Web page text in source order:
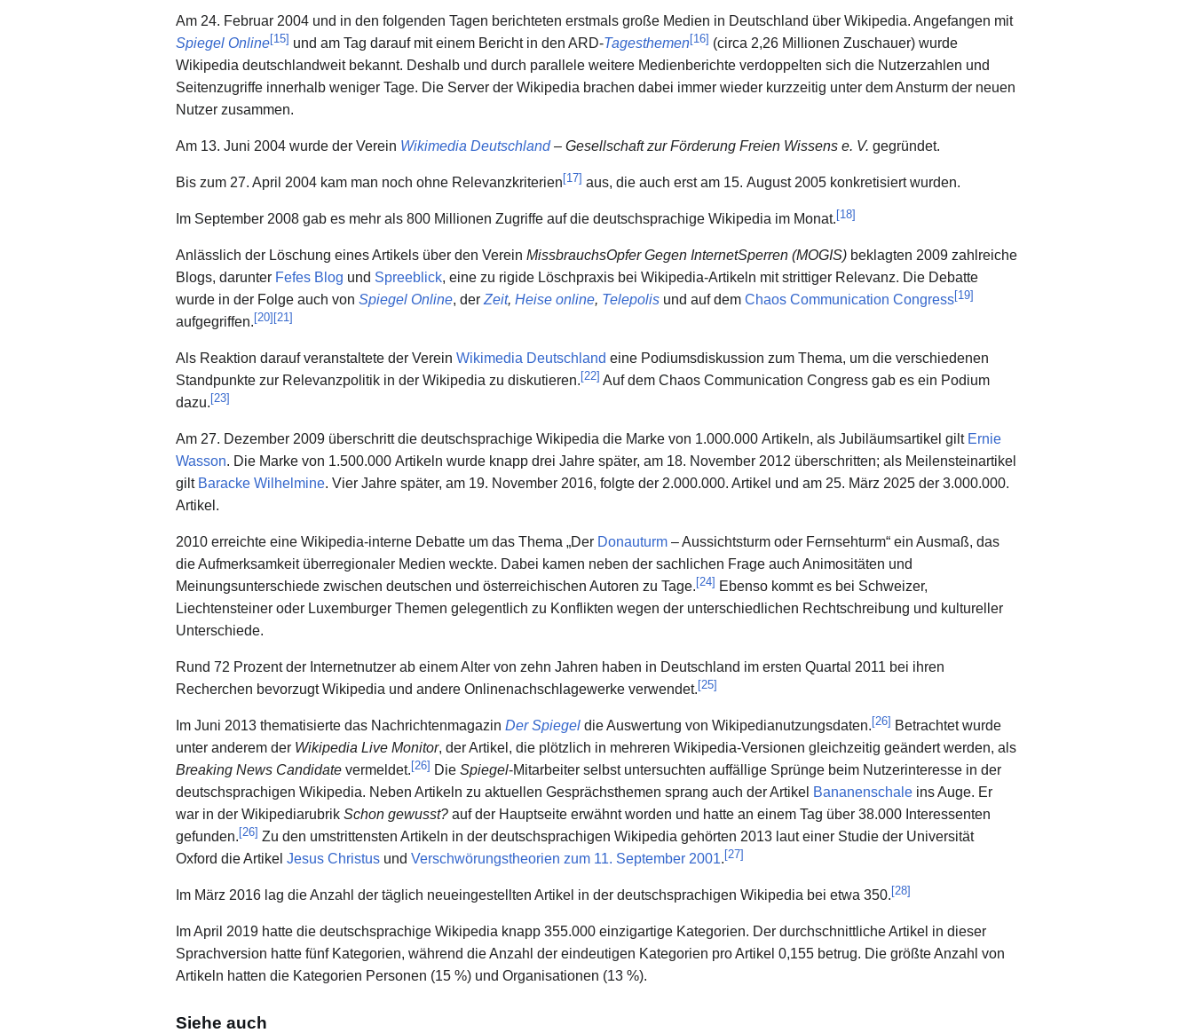
Am 24. Februar 2004 und in den folgenden Tagen berichteten erstmals große Medien in Deutschland über Wikipedia. Angefangen mit
Spiegel Online[15] und am Tag darauf mit einem Bericht in den ARD-Tagesthemen[16] (circa 2,26 Millionen Zuschauer) wurde
Wikipedia deutschlandweit bekannt. Deshalb und durch parallele weitere Medienberichte verdoppelten sich die Nutzerzahlen und
Seitenzugriffe innerhalb weniger Tage. Die Server der Wikipedia brachen dabei immer wieder kurzzeitig unter dem Ansturm der neuen
Nutzer zusammen.
Am 13. Juni 2004 wurde der Verein Wikimedia Deutschland– Gesellschaft zur Förderung Freien Wissens e. V. gegründet.
Bis zum 27. April 2004 kam man noch ohne Relevanzkriterien [17] aus, die auch erst am 15. August 2005 konkretisiert wurden.
Im September 2008 gab es mehr als 800 Millionen Zugriffe auf die deutschsprachige Wikipedia im Monat. [18]
Anlässlich der Löschung eines Artikels über den Verein MissbrauchsOpfer Gegen InternetSperren (MOGIS) beklagten 2009 zahlreiche
Blogs, darunter Fefes Blog und Spreeblick, eine zu rigide Löschpraxis bei Wikipedia-Artikeln mit strittiger Relevanz. Die Debatte
wurde in der Folge auch von Spiegel Online, der Zeit, Heise online, Telepolis und auf dem Chaos Communication Congress[19]
aufgegriffen. [20] [21 ]
Als Reaktion darauf veranstaltete der Verein Wikimedia Deutschland eine Podiumsdiskussion zum Thema, um die verschiedenen
Standpunkte zur Relevanzpolitik in der Wikipedia zu diskutieren. [22] Auf dem Chaos Communication Congress gab es ein Podium
dazu. [23]
Am 27. Dezember 2009 überschritt die deutschsprachige Wikipedia die Marke von 1.000.000 Artikeln, als Jubiläumsartikel gilt Ernie
Wasson. Die Marke von 1.500.000 Artikeln wurde knapp drei Jahre später, am 18. November 2012 überschritten; als Meilensteinartikel
gilt Baracke Wilhelmine. Vier Jahre später, am 19. November 2016, folgte der 2.000.000. Artikel und am 25. März 2025 der 3.000.000.
Artikel.
2010 erreichte eine Wikipedia-interne Debatte um das Thema „Der Donauturm – Aussichtsturm oder Fernsehturm“ ein Ausmaß, das
die Aufmerksamkeit überregionaler Medien weckte. Dabei kamen neben der sachlichen Frage auch Animositäten und
Meinungsunterschiede zwischen deutschen und österreichischen Autoren zu Tage. [24] Ebenso kommt es bei Schweizer,
Liechtensteiner oder Luxemburger Themen gelegentlich zu Konflikten wegen der unterschiedlichen Rechtschreibung und kultureller
Unterschiede.
Rund 72 Prozent der Internetnutzer ab einem Alter von zehn Jahren haben in Deutschland im ersten Quartal 2011 bei ihren
Recherchen bevorzugt Wikipedia und andere Onlinenachschlagewerke verwendet. [25]
Im Juni 2013 thematisierte das Nachrichtenmagazin Der Spiegel die Auswertung von Wikipedianutzungsdaten. [26] Betrachtet wurde
unter anderem der Wikipedia Live Monitor, der Artikel, die plötzlich in mehreren Wikipedia-Versionen gleichzeitig geändert werden, als
Breaking News Candidate vermeldet. [26] Die Spiegel-Mitarbeiter selbst untersuchten auffällige Sprünge beim Nutzerinteresse in der
deutschsprachigen Wikipedia. Neben Artikeln zu aktuellen Gesprächsthemen sprang auch der Artikel Bananenschale ins Auge. Er
war in der Wikipediarubrik Schon gewusst? auf der Hauptseite erwähnt worden und hatte an einem Tag über 38.000 Interessenten
gefunden. [26] Zu den umstrittensten Artikeln in der deutschsprachigen Wikipedia gehörten 2013 laut einer Studie der Universität
Oxford die Artikel Jesus Christus und Verschwörungstheorien zum 11. September 2001. [27]
Im März 2016 lag die Anzahl der täglich neueingestellten Artikel in der deutschsprachigen Wikipedia bei etwa 350. [28]
Im April 2019 hatte die deutschsprachige Wikipedia knapp 355.000 einzigartige Kategorien. Der durchschnittliche Artikel in dieser
Sprachversion hatte fünf Kategorien, während die Anzahl der eindeutigen Kategorien pro Artikel 0,155 betrug. Die größte Anzahl von
Artikeln hatten die Kategorien Personen (15 %) und Organisationen (13 %).
Siehe auch